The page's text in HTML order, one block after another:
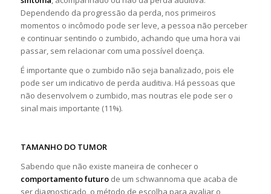
Dependendo da progressão da perda, nos primeiros
momentos o incômodo pode ser leve, a pessoa não perceber
e continuar sentindo o zumbido, achando que uma hora vai
passar, sem relacionar com uma possível doença.
É importante que o zumbido não seja banalizado, pois ele
pode ser um indicativo de perda auditiva. Há pessoas que
não desenvolvem o zumbido, mas noutras ele pode ser o
sinal mais importante (11%).
TAMANHO DO TUMOR
Sabendo que não existe maneira de conhecer o
comportamento futurode um schwannoma que acaba de